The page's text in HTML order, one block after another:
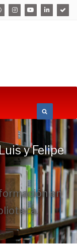
y Felipe
en